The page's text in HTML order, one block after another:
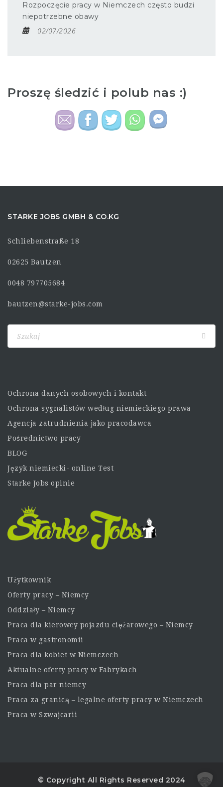
Rozpoczęcie pracy w Niemczech często budzi
niepotrzebne obawy
02/07/2026
Proszę śledzić i polub nas :)
STARKE JOBS GMBH & CO.KG
Schliebenstraße 18
02625 Bautzen
0048 797705684
bautzen@starke-jobs.com
Ochrona danych osobowych i kontakt
Ochrona sygnalistów według niemieckiego prawa
Agencja zatrudnienia jako pracodawca
Pośrednictwo pracy
BLOG
Język niemiecki- online Test
Starke Jobs opinie
Użytkownik
Oferty pracy – Niemcy
Oddziały – Niemcy
Praca dla kierowcy pojazdu ciężarowego – Niemcy
Praca w gastronomii
Praca dla kobiet w Niemczech
Aktualne oferty pracy w Fabrykach
Praca dla par niemcy
Praca za granicą – legalne oferty pracy w Niemczech
Praca w Szwajcarii
© Copyright All Rights Reserved 2024